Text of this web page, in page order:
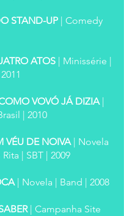
STAND-UP | Comedy
ATOS | Minissérie |
VOVÓ JÁ DIZIA|
| 2010
VÉU DE NOIVA| Novela
| SBT | 2009
| Novela | Band | 2008
| Campanha Site